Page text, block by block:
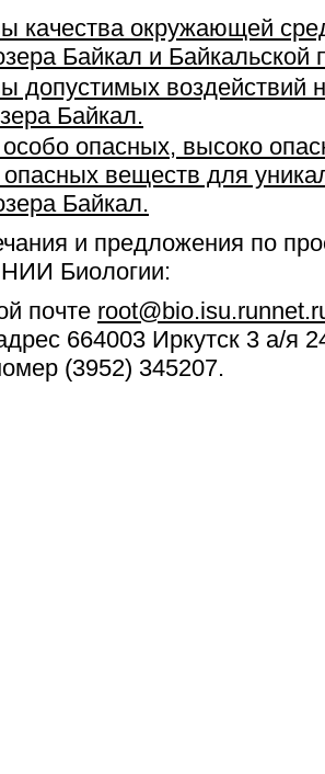
качества окружающей
Байкал и Байкальской
допустимых воздействий
Байкал.
опасных, высоко
веществ для
Байкал.
и предложения по
НИИ Биологии:
почте
664003 Иркутск 3 а/я
(3952) 345207.